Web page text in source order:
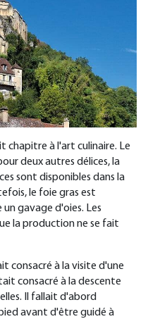
chapitre à l'art culinaire. Le
deux autres délices, la
sont disponibles dans la
le foie gras est
gavage d'oies. Les
la production ne se fait
consacré à la visite d'une
consacré à la descente
Il fallait d'abord
avant d'être guidé à